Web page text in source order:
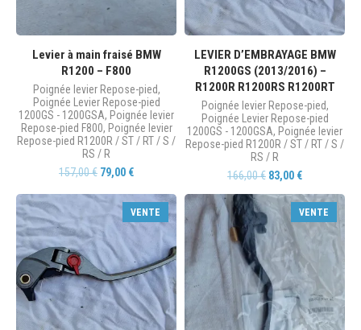
Levier à main fraisé BMW
R1200 – F800
Poignée levier Repose-pied,
Poignée Levier Repose-pied
1200GS - 1200GSA, Poignée levier
Repose-pied F800, Poignée levier
Repose-pied R1200R / ST / RT / S /
RS / R
157,00€ 79,00 €
LEVIER D’EMBRAYAGE BMW
R1200GS (2013/2016) –
R1200R R1200RS R1200RT
Poignée levier Repose-pied,
Poignée Levier Repose-pied
1200GS - 1200GSA, Poignée levier
Repose-pied R1200R / ST / RT / S /
RS / R
166,00€ 83,00 €
VENTE VENTE